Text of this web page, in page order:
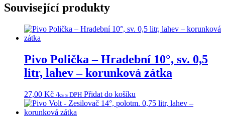
Související produkty
Pivo Polička – Hradební 10°, sv. 0,5
litr, lahev – korunková zátka
27,00 Kč /ks s DPH Přidat do košíku